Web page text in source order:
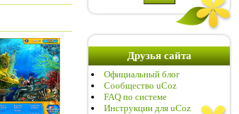
Друзья сайта
Официальный блог
Сообщество uCoz
FAQ по системе
Инструкции для uCoz